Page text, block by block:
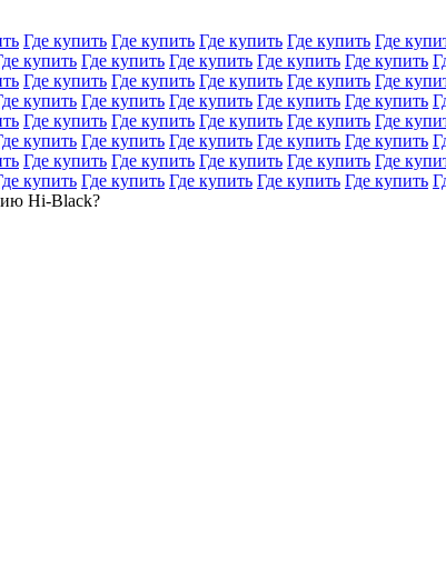
Где купить Где купить Где купить Где купить Где
купить Где купить Где купить Где купить Где купить
Где купить Где купить Где купить Где купить Где
купить Где купить Где купить Где купить Где купить
Где купить Где купить Где купить Где купить Где
купить Где купить Где купить Где купить Где купить
Где купить Где купить Где купить Где купить Где
купить Где купить Где купить Где купить Где купить
Hi-Black?